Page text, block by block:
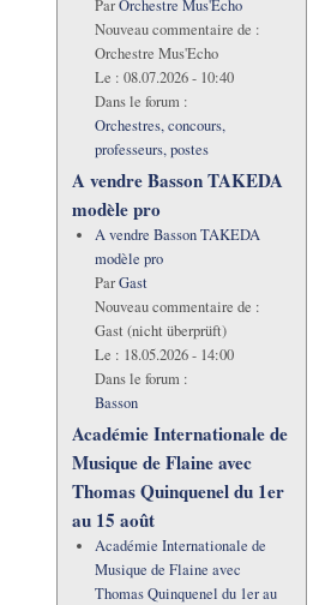
ParOrchestre Mus'Echo
Nouveau commentaire de :
Orchestre Mus'Echo
Le : 08.07.2026 - 10:40
Dans le forum :
Orchestres, concours,
professeurs, postes
A vendre Basson TAKEDA
modèle pro
A vendre Basson TAKEDA
modèle pro
ParGast
Nouveau commentaire de :
Gast (nicht überprüft)
Le : 18.05.2026 - 14:00
Dans le forum :
Basson
Académie Internationale de
Musique de Flaine avec
Thomas Quinquenel du 1er
au 15 août
Académie Internationale de
Musique de Flaine avec
Thomas Quinquenel du 1er au